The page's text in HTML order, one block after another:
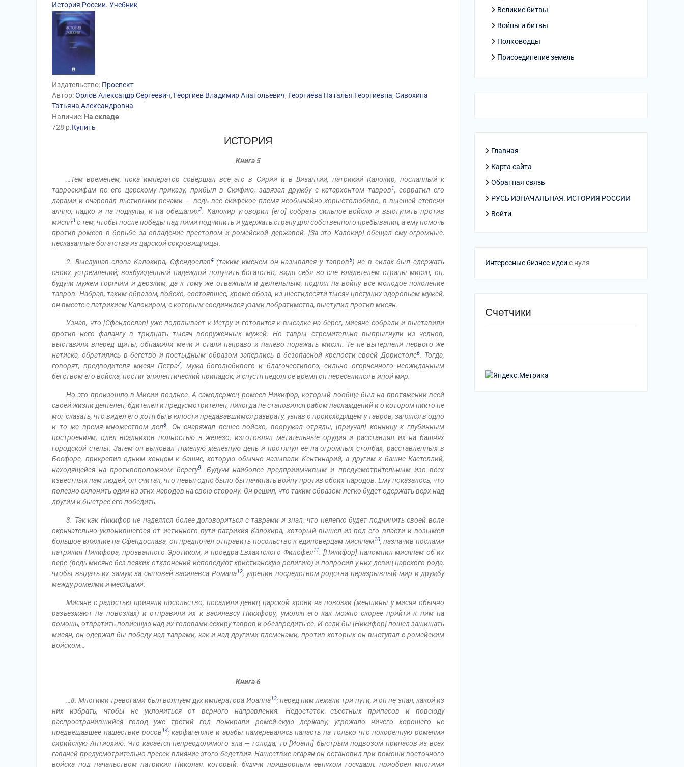
История России. Учебник
Издательство: Проспект
Автор:Орлов Александр Сергеевич, Георгиев Владимир Анатольевич, Георгиева Наталья Георгиевна, Сивохина
Татьяна Александровна
Наличие: На складе
728 р.Купить
ИСТОРИЯ
Книга 5
…Тем временем, пока император совершал все это в Сирии и в Византии, патрикий Калокир, посланный к
тавроскифам по его царскому приказу, прибыл в Скифию, завязал дружбу с катархонтом тавров1, совратил его
дарами и очаровал льстивыми речами — ведь все скифское племя необычайно корыстолюбиво, в высшей степени
алчно, падко и на подкупы, и на обещания2. Калокир уговорил [его] собрать сильное войско и выступить против
мисян3 с тем, чтобы после победы над ними подчинить и удержать страну для собственного пребывания, а ему помочь
против ромеев в борьбе за овладение престолом и ромейской державой. [За это Калокир] обещал ему огромные,
несказанные богатства из царской сокровищницы.
2. Выслушав слова Калокира, Сфендослав4(таким именем он назывался у тавров5) не в силах был сдержать
своих устремлений; возбужденный надеждой получить богатство, видя себя во сне владетелем страны мисян, он,
будучи мужем горячим и дерзким, да к тому же отважным и деятельным, поднял на войну все молодое поколение
тавров. Набрав, таким образом, войско, состоявшее, кроме обоза, из шестидесяти тысяч цветущих здоровьем мужей,
он вместе с патрикием Калокиром, с которым соединился узами побратимства, выступил против мисян.
Узнав, что [Сфендослав] уже подплывает к Истру и готовится к высадке на берег, мисяне собрали и выставили
против него фалангу в тридцать тысяч вооруженных мужей. Но тавры стремительно выпрыгнули из челнов,
выставили вперед щиты, обнажили мечи и стали направо и налево поражать мисян. Те не вытерпели первого же
натиска, обратились в бегство и постыдным образом заперлись в безопасной крепости своей Дористоле6. Тогда,
говорят, предводителя мисян Петра7, мужа боголюбивого и благочестивого, сильно огорченного неожиданным
бегством его войска, постиг эпилептический припадок, и спустя недолгое время он переселился в иной мир.
Но это произошло в Мисии позднее. А самодержец ромеев Никифор, который вообще был на протяжении всей
своей жизни деятелен, бдителен и предусмотрителен, никогда не становился рабом наслаждений и о котором никто не
мог сказать, что видел его хотя бы в юности предававшимся разврату, узнав о происходящем у тавров, занялся в одно
и то же время множеством дел8. Он снаряжал пешее войско, вооружал отряды, [приучал] конницу к глубинным
построениям, одел всадников полностью в железо, изготовлял метательные орудия и расставлял их на башнях
городской стены. Затем он выковал тяжелую железную цепь и протянул ее на огромных столбах, расставленных в
Босфоре, прикрепив одним концом к башне, которую обычно называли Кентинарий, а другим к башне Кастеллий,
находящейся на противоположном берегу9. Будучи наиболее предприимчивым и предусмотрительным изо всех
известных нам людей, он считал, что невыгодно было бы начинать войну против обоих народов. Ему показалось, что
полезно склонить один из этих народов на свою сторону. Он peшил, что таким образом легко будет одержать верх над
другим и быстрее его победить.
3. Так как Никифор не надеялся более договориться с таврами и знал, что нелегко будет подчинить своей воле
окончательно уклонившегося от истинного пути патрикия Калокира, который вышел из-под его власти и возымел
большое влияние на Сфендослава, он предпочел отправить посольство к единоверцам мисянам10, назначив послами
патрикия Никифора, прозванного Эротиком, и проедра Евхаитского Филофея11. [Никифор] напомнил мисянам об их
вере (ведь мисяне без всяких отклонений исповедуют христианскую религию) и попросил у них девиц царского рода,
чтобы выдать их замуж за сыновей василевса Романа12, укрепив посредством родства неразрывный мир и дружбу
между ромеями и месяцами.
Мисяне с радостью приняли посольство, посадили девиц царской крови на повозки (женщины у мисян обычно
разъезжают на повозках) и отправили их к василевсу Никифору, умоляя его как можно скорее прийти к ним на
помощь, отвратить повисшую над их головами секиру тавров и обезвредить ее. И если бы [Никифор] пошел защищать
мисян, он одержал бы победу над таврами, как и над другими племенами, против которых он выступал с ромейским
войском…
Книга 6
…8. Многими тревогами был волнуем дух императора Иоанна13; перед ним лежали три пути, и он не знал, какой из
них избрать, чтобы не уклониться от верного направления. Недостаток съестных припасов и повсюду
распространившийся голод уже третий год пожирали ромей-скую державу; угрожало ничего хорошего не
предвещавшее нашествие росов14; карфагеняне и арабы намеревались напасть на только что покоренную ромеями
сирийскую Антиохию. Что касается непреодолимого зла — голода, то [Иоанн] быстрым подвозом припасов из всех
гаваней предусмотрительно пресек влияние этого бедствия. Нашествие агарян он остановил при помощи восточного
войска под начальством патрикия Николая, который, будучи придворным евнухом государя, приобрел многими
Великие битвы
Войны и битвы
Полководцы
Присоединение земель
Главная
Карта сайта
Обратная связь
РУСЬ ИЗНАЧАЛЬНАЯ. ИСТОРИЯ РОССИИ
Войти
Интересные бизнес-идеи с нуля
Счетчики